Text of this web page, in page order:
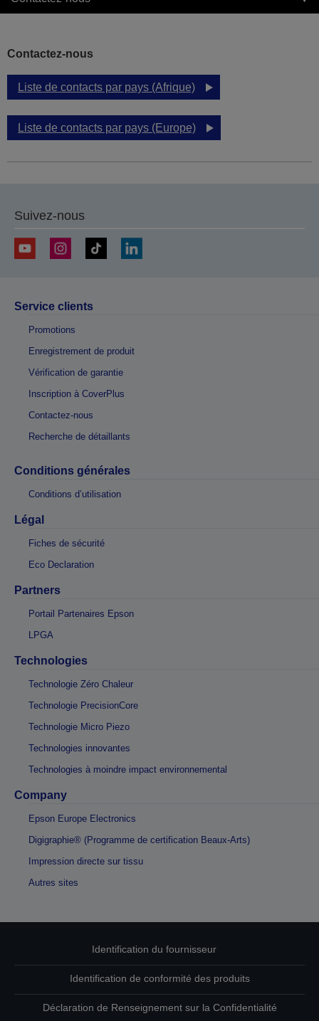
Contactez-nous
Liste de contacts par pays (Afrique)
Liste de contacts par pays (Europe)
Suivez-nous
Service clients
Promotions
Enregistrement de produit
Vérification de garantie
Inscription à CoverPlus
Contactez-nous
Recherche de détaillants
Conditions générales
Conditions d’utilisation
Légal
Fiches de sécurité
Eco Declaration
Partners
Portail Partenaires Epson
LPGA
Technologies
Technologie Zéro Chaleur
Technologie PrecisionCore
Technologie Micro Piezo
Technologies innovantes
Technologies à moindre impact environnemental
Company
Epson Europe Electronics
Digigraphie® (Programme de certification Beaux-Arts)
Impression directe sur tissu
Autres sites
Identification du fournisseur
Identification de conformité des produits
Déclaration de Renseignement sur la Confidentialité